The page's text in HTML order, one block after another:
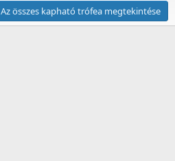
Az összes kapható trófea megtekintése